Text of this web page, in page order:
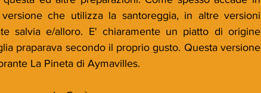
che utilizza la santoreggia, in altre versioni
salvia e/alloro. E' chiaramente un piatto di origine
praparava secondo il proprio gusto. Questa versione
La Pineta di Aymavilles.